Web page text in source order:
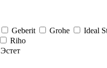
Geberit Grohe
Ideal
Riho
Эстет